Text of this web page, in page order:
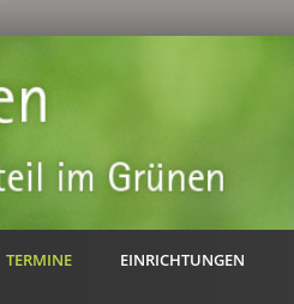
TERMINE EINRICHTUNGEN